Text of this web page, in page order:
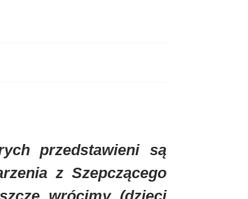
przedstawieni są
z Szepczącego